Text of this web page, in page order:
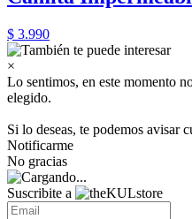
$ 3.990
×
Lo sentimos, en este momento
elegido.
Si lo deseas, te podemos avisar
Notificarme
No gracias
Suscribite a